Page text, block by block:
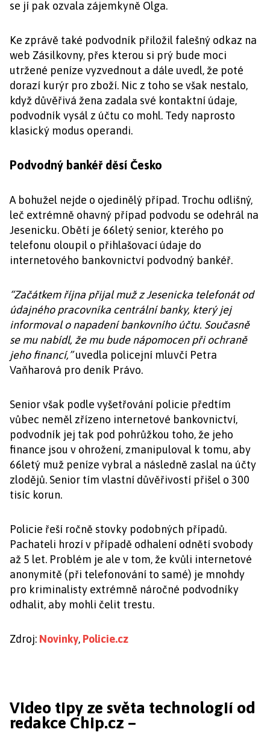
se jí pak ozvala zájemkyně Olga.
Ke zprávě také podvodník přiložil falešný odkaz na
web Zásilkovny, přes kterou si prý bude moci
utržené peníze vyzvednout a dále uvedl, že poté
dorazí kurýr pro zboží. Nic z toho se však nestalo,
když důvěřivá žena zadala své kontaktní údaje,
podvodník vysál z účtu co mohl. Tedy naprosto
klasický modus operandi.
Podvodný bankéř děsí Česko
A bohužel nejde o ojedinělý případ. Trochu odlišný,
leč extrémně ohavný případ podvodu se odehrál na
Jesenicku. Obětí je 66letý senior, kterého po
telefonu oloupil o přihlašovací údaje do
internetového bankovnictví podvodný bankéř.
“Začátkem října přijal muž z Jesenicka telefonát od
údajného pracovníka centrální banky, který jej
informoval o napadení bankovního účtu. Současně
se mu nabídl, že mu bude nápomocen při ochraně
jeho financí,”uvedla policejní mluvčí Petra
Vaňharová pro deník Právo.
Senior však podle vyšetřování policie předtím
vůbec neměl zřízeno internetové bankovnictví,
podvodník jej tak pod pohrůžkou toho, že jeho
finance jsou v ohrožení, zmanipuloval k tomu, aby
66letý muž peníze vybral a následně zaslal na účty
zlodějů. Senior tím vlastní důvěřivostí přišel o 300
tisíc korun.
Policie řeší ročně stovky podobných případů.
Pachateli hrozí v případě odhalení odnětí svobody
až 5 let. Problém je ale v tom, že kvůli internetové
anonymitě (při telefonování to samé) je mnohdy
pro kriminalisty extrémně náročné podvodníky
odhalit, aby mohli čelit trestu.
Zdroj: Novinky, Policie.cz
Video tipy ze světa technologií od
redakce Chip.cz –